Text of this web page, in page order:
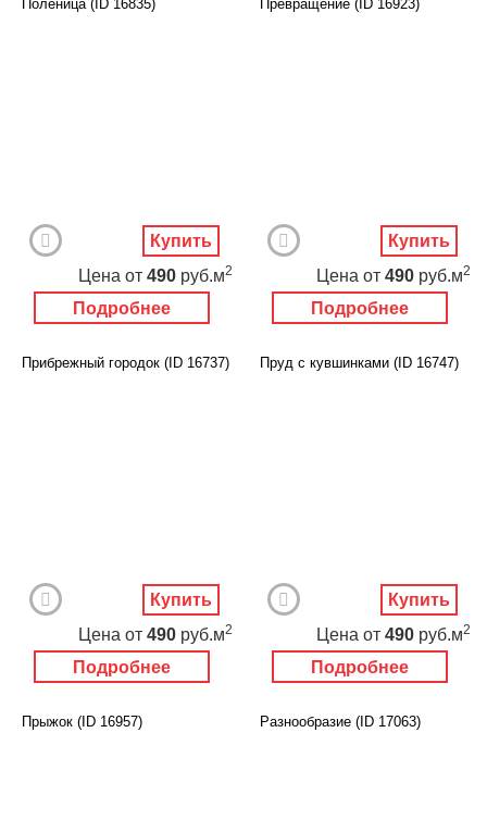
Поленица (ID 16835)
Подробнее
Цена от 490 руб.м2
Купить
Превращение (ID 16923)
Подробнее
Цена от 490 руб.м2
Купить
Прибрежный городок (ID 16737)
Подробнее
Цена от 490 руб.м2
Купить
Пруд с кувшинками (ID 16747)
Подробнее
Цена от 490 руб.м2
Купить
Прыжок (ID 16957) Разнообразие (ID 17063)